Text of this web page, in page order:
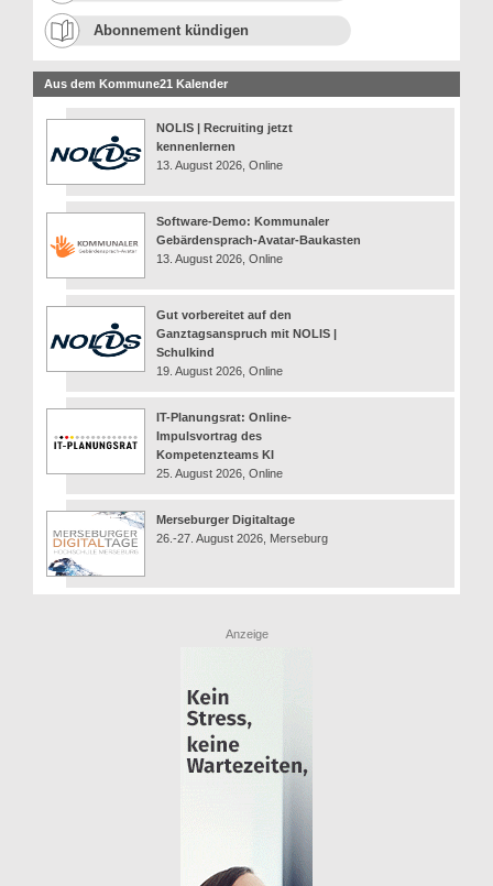
Abonnement kündigen
Aus dem Kommune21 Kalender
NOLIS | Recruiting jetzt
kennenlernen
13. August 2026, Online
Software-Demo: Kommunaler
Gebärdensprach-Avatar-Baukasten
13. August 2026, Online
Gut vorbereitet auf den
Ganztagsanspruch mit NOLIS |
Schulkind
19. August 2026, Online
IT-Planungsrat: Online-
Impulsvortrag des
Kompetenzteams KI
25. August 2026, Online
Merseburger Digitaltage
26.-27. August 2026, Merseburg
Anzeige